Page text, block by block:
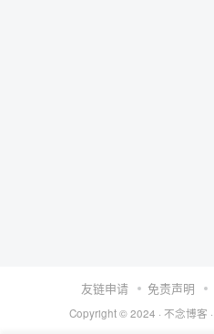
友链申请 免责声明
Copyright © 2024 · 不念博客 ·